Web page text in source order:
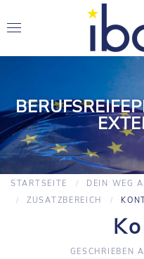
STARTSEITE DEIN WEG
ZUSATZBEREICH
GESCHRIEBEN